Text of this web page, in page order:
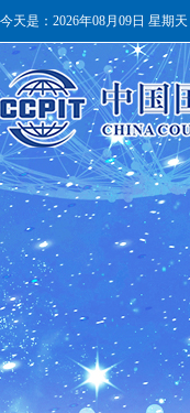
今天是： 2026年08月09日 星期